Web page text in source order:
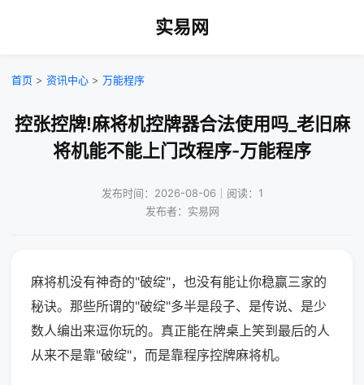
实易网
首页 > 资讯中心 > 万能程序
控张控牌!麻将机控牌器合法使用吗_老旧麻
将机能不能上门改程序-万能程序
发布时间：2026-08-06｜阅读：1
发布者：实易网
麻将机没有神奇的"破绽"，也没有能让你稳赢三家的
秘诀。那些所谓的"破绽"多半是段子、是传说、是少
数人编出来逗你玩的。真正能在牌桌上笑到最后的人
从来不是靠"破绽"，而是靠程序控牌麻将机。